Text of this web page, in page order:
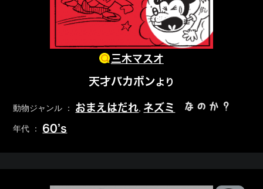
三木マスオ
天才バカボンより
動物ジャンル ： おまえはだれ, ネズミ なのか？
年代 ： 60’s